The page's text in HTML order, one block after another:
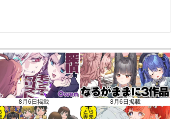
8月6日掲載 8月6日掲載